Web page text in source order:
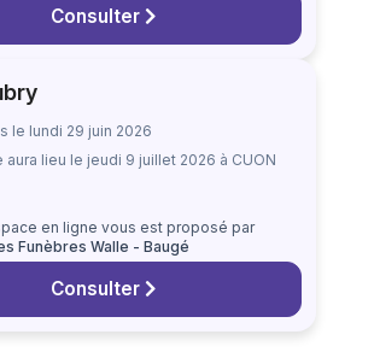
Consulter
le lundi 29 juin 2026
aura lieu le jeudi 9 juillet 2026 à CUON
en ligne vous est proposé par
Funèbres Walle - Baugé
Consulter